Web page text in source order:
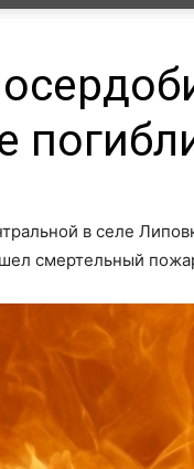
в селе
смертельный